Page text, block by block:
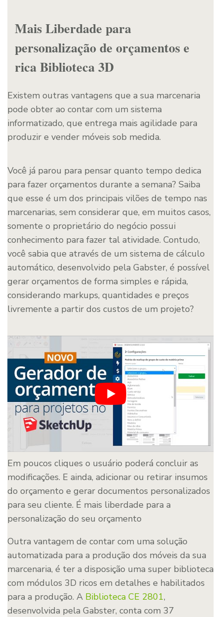
Mais Liberdade para
personalização de orçamentos e
rica Biblioteca 3D
Existem outras vantagens que a sua marcenaria
pode obter ao contar com um sistema
informatizado, que entrega mais agilidade para
produzir e vender móveis sob medida.
Você já parou para pensar quanto tempo dedica
para fazer orçamentos durante a semana? Saiba
que esse é um dos principais vilões de tempo nas
marcenarias, sem considerar que, em muitos casos,
somente o proprietário do negócio possui
conhecimento para fazer tal atividade. Contudo,
você sabia que através de um sistema de cálculo
automático, desenvolvido pela Gabster, é possível
gerar orçamentos de forma simples e rápida,
considerando markups, quantidades e preços
livremente a partir dos custos de um projeto?
Em poucos cliques o usuário poderá concluir as
modificações. E ainda, adicionar ou retirar insumos
do orçamento e gerar documentos personalizados
para seu cliente. É mais liberdade para a
personalização do seu orçamento
Outra vantagem de contar com uma solução
automatizada para a produção dos móveis da sua
marcenaria, é ter a disposição uma super biblioteca
com módulos 3D ricos em detalhes e habilitados
para a produção. A Biblioteca CE 2801,
desenvolvida pela Gabster, conta com 37